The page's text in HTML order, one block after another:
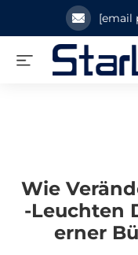
[email
Wie
-Leuchten
Erner